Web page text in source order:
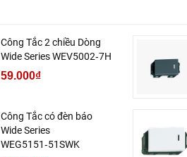
Công Tắc 2 chiều Dòng
Wide Series WEV5002‑7H
59.000₫
Công Tắc có đèn báo
Wide Series
WEG5151‑51SWK